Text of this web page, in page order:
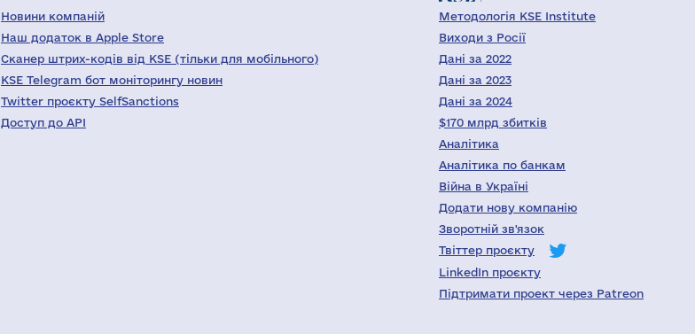
Новини компаній
Наш додаток в Apple Store
Сканер штрих-кодів від KSE (тільки для мобільного)
KSE Telegram бот моніторингу новин
Twitter проєкту SelfSanctions
Доступ до API
Методологія KSE Institute
Виходи з Росії
Дані за 2022
Дані за 2023
Дані за 2024
$170 млрд збитків
Аналітика
Аналітика по банкам
Війна в Україні
Додати нову компанію
Зворотній зв'язок
Твіттер проєкту
LinkedIn проєкту
Підтримати проект через Patreon